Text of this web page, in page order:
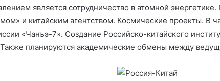
является сотрудничество в атомной энергетике.
и китайским агентством. Космические проекты. В
«Чанъэ-7». Создание Российско-китайского
планируются академические обмены между